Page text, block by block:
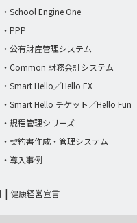
・School Engine One
・PPP
・公有財産管理システム
・Common 財務会計システム
・Smart Hello／Hello EX
・Smart Hello チケット／Hello Fun
・規程管理シリーズ
・契約書作成・管理システム
・導入事例
健康経営宣言